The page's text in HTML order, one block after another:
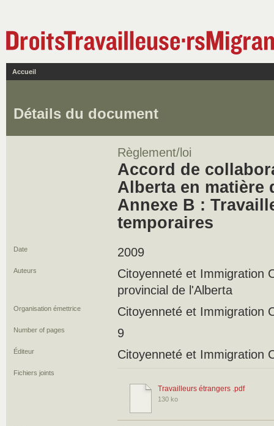
Accueil
Détails du document
Règlement/loi
Accord de
Alberta en matière
Annexe B :
temporaires
Date 2009
Auteurs
Citoyenneté et Immigration
provincial de l'Alberta
Organisation émettrice Citoyenneté et Immigration
Number of pages 9
Éditeur Citoyenneté et Immigration
Fichiers joints
Travailleurs étrangers .pdf
130 ko